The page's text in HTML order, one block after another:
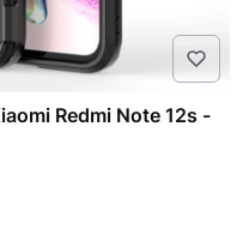
Redmi Note 12s -